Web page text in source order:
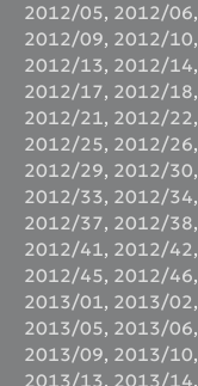
2012/05, 2012/06,
2012/09, 2012/10,
2012/13, 2012/14,
2012/17, 2012/18,
2012/21, 2012/22,
2012/25, 2012/26,
2012/29, 2012/30,
2012/33, 2012/34,
2012/37, 2012/38,
2012/41, 2012/42,
2012/45, 2012/46,
2013/01, 2013/02,
2013/05, 2013/06,
2013/09, 2013/10,
2013/13, 2013/14,